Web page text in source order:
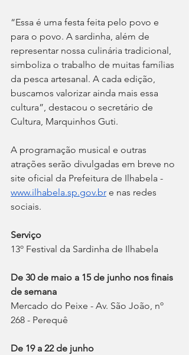
“Essa é uma festa feita pelo povo e
para o povo. A sardinha, além de
representar nossa culinária tradicional,
simboliza o trabalho de muitas famílias
da pesca artesanal. A cada edição,
buscamos valorizar ainda mais essa
cultura”, destacou o secretário de
Cultura, Marquinhos Guti.
A programação musical e outras
atrações serão divulgadas em breve no
site oficial da Prefeitura de Ilhabela -
www.ilhabela.sp.gov.br e nas redes
sociais.
Serviço
13º Festival da Sardinha de Ilhabela
De 30 de maio a 15 de junho nos finais
de semana
Mercado do Peixe - Av. São João, nº
268 - Perequê
De 19 a 22 de junho